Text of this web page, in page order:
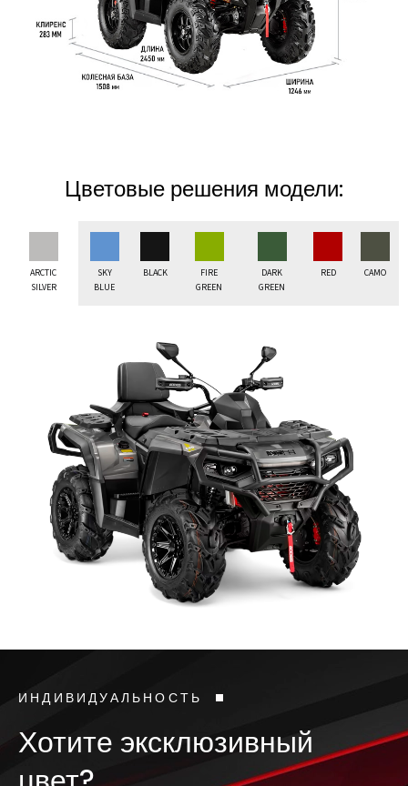
Цветовые решения модели:
ARCTIC
SILVER
SKY
BLUE
BLACK
FIRE
GREEN
DARK
GREEN
RED CAMO
ИНДИВИДУАЛЬНОСТЬ
Хотите эксклюзивный